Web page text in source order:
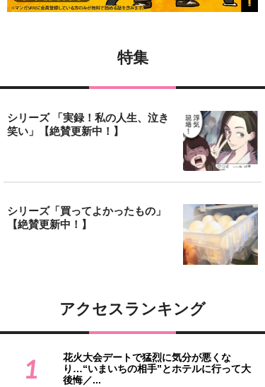
特集
シリーズ 「実録！私の人生、泣き
笑い」【絶賛更新中！】
シリーズ「買ってよかったもの」
【絶賛更新中！】
アクセスランキング
1
花火大会デートで猛烈に気分が悪くな
り…“いまいちの相手”とホテルに行って大
後悔／...